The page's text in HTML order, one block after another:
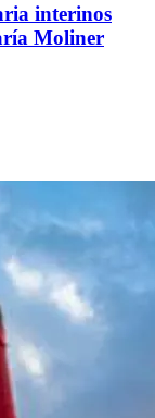
interinos
Moliner